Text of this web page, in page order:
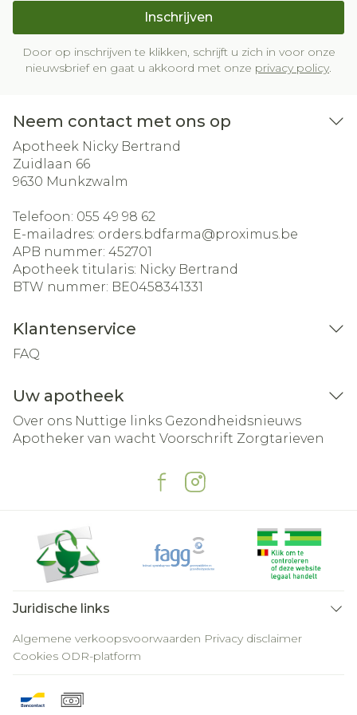
Inschrijven
Door op inschrijven te klikken, schrijft u zich in voor onze
nieuwsbrief en gaat u akkoord met onze privacy policy.
Neem contact met ons op
Apotheek Nicky Bertrand
Zuidlaan 66
9630 Munkzwalm
Telefoon: 055 49 98 62
E-mailadres: orders.bdfarma@proximus.be
APB nummer: 452701
Apotheek titularis: Nicky Bertrand
BTW nummer: BE0458341331
Klantenservice
FAQ
Uw apotheek
Over ons Nuttige links Gezondheidsnieuws
Apotheker van wacht Voorschrift Zorgtarieven
Juridische links
Algemene verkoopsvoorwaarden Privacy disclaimer
Cookies ODR-platform